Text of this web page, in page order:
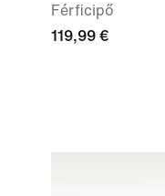
Férficipő
119,99 €